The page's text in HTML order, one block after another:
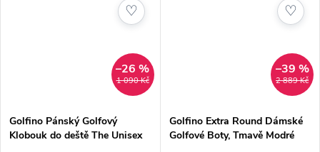
1 090 Kč
–26 %
Golfino Pánský Golfový
Klobouk do deště The Unisex
♡
2 889 Kč
–39 %
Golfino Extra Round Dámské
Golfové Boty, Tmavě Modré
♡